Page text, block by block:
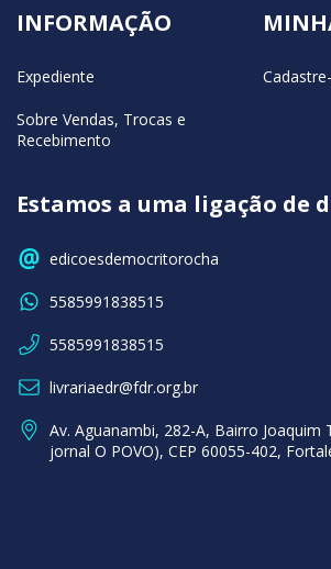
INFORMAÇÃO
Expediente
Sobre Vendas, Trocas e
Recebimento
Estamos a uma ligação de
edicoesdemocritorocha
5585991838515
5585991838515
livrariaedr@fdr.org.br
Av. Aguanambi, 282-A, Bairro Joaquim
jornal O POVO), CEP 60055-402,